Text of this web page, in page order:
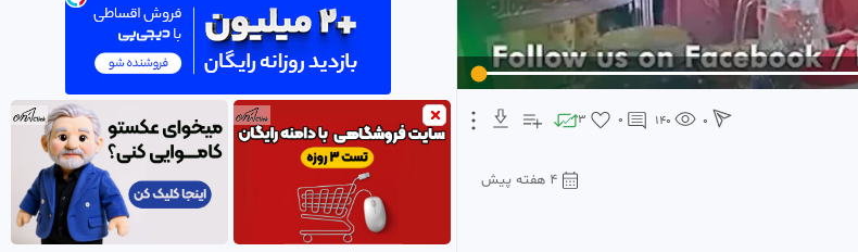
3 0 140 0
۴ هفته پیش
هجران وطن
۲ هفته پیش • بازنشر شده
0:32:16
هجران وطن
• بازنشر شده
0:33:20 سریال عشق من قسمت ۱۵
هجران وطن